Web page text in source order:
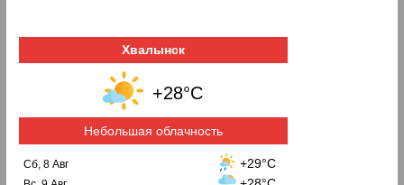
Хвалынск
+28°C
Небольшая облачность
Сб, 8 Авг +29°C